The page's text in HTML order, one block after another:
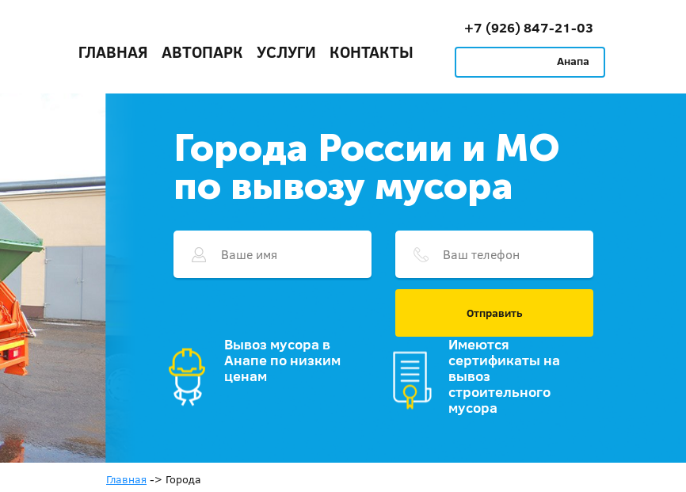
ГЛАВНАЯ АВТОПАРК УСЛУГИ КОНТАКТЫ
+7 (926) 847-21-03
Анапа
Города России и МО
по вывозу мусора
Отправить
Вывоз мусора в
Анапе по низким
ценам
Имеются
сертификаты на
вывоз
строительного
мусора
Главная -> Города